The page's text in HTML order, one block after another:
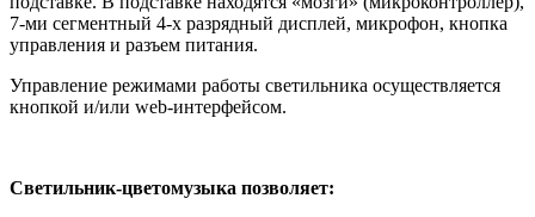
7-ми сегментный 4-х разрядный дисплей, микрофон, кнопка
управления и разъем питания.
Управление режимами работы светильника осуществляется
кнопкой и/или web-интерфейсом.
Светильник-цветомузыка позволяет: